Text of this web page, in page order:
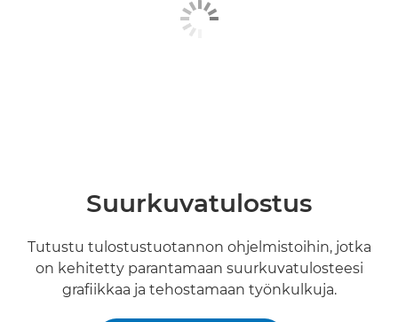
Suurkuvatulostus
Tutustu tulostustuotannon ohjelmistoihin, jotka
on kehitetty parantamaan suurkuvatulosteesi
grafiikkaa ja tehostamaan työnkulkuja.